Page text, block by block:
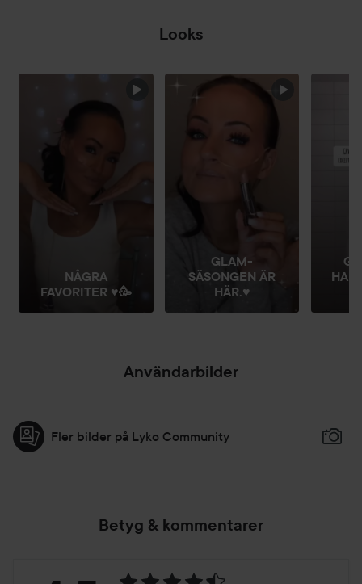
Looks
HOPPA ÖVER SEKTIONEN
NÅGRA
FAVORITER ♥️🥳
GLAM-
SÄSONGEN ÄR
HÄR.♥️
Användarbilder
Fler bilder på Lyko Community
Betyg & kommentarer